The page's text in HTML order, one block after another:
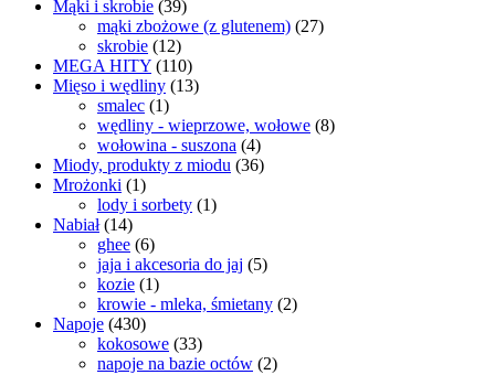
Mąki i skrobie (39)
mąki zbożowe (z glutenem) (27)
skrobie (12)
MEGA HITY (110)
Mięso i wędliny (13)
smalec (1)
wędliny - wieprzowe, wołowe (8)
wołowina - suszona (4)
Miody, produkty z miodu (36)
Mrożonki (1)
lody i sorbety (1)
Nabiał (14)
ghee (6)
jaja i akcesoria do jaj (5)
kozie (1)
krowie - mleka, śmietany (2)
Napoje (430)
kokosowe (33)
napoje na bazie octów (2)